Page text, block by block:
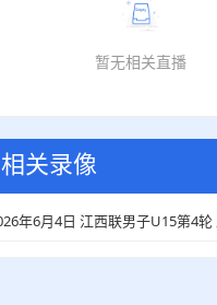
暂无相关直播
相关录像